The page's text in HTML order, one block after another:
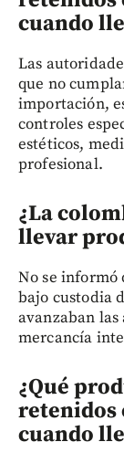
cuando
Las
que no
importación,
controles
estéticos,
profesional.
¿La
llevar
No se informó
bajo custodia
avanzaban
mercancía
¿Qué
retenidos
cuando